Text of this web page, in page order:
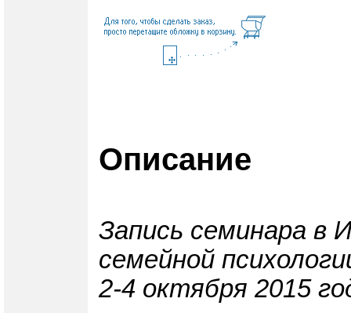
Описание
Запись семинара в
семейной
2-4 октября 2015